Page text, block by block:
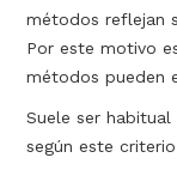
métodos reflejan
Por este motivo
métodos pueden
Suele ser
según este